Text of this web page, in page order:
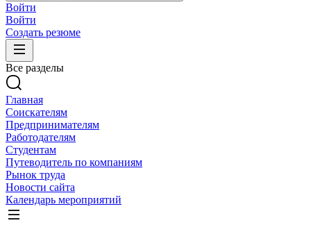
Войти
Войти
Создать резюме
Все разделы
Главная
Соискателям
Предпринимателям
Работодателям
Студентам
Путеводитель по компаниям
Рынок труда
Новости сайта
Календарь мероприятий